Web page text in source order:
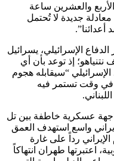
والعشرين ساعة
جديدة لا تُحتمل
الإسرائيلي، يسرائيل
إذ توعد بأن أي
“سيقابله هجوم
في وقت تستمر فيه
عسكرية خاطفة بين تل
واسع استهدف العمق
رداً على غارة
اعتبرتها طهران انتهاكاً